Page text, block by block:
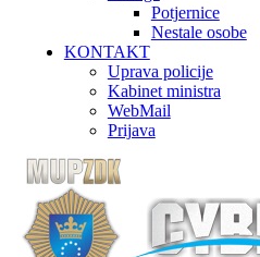
Potjernice
Nestale osobe
KONTAKT
Uprava policije
Kabinet ministra
WebMail
Prijava